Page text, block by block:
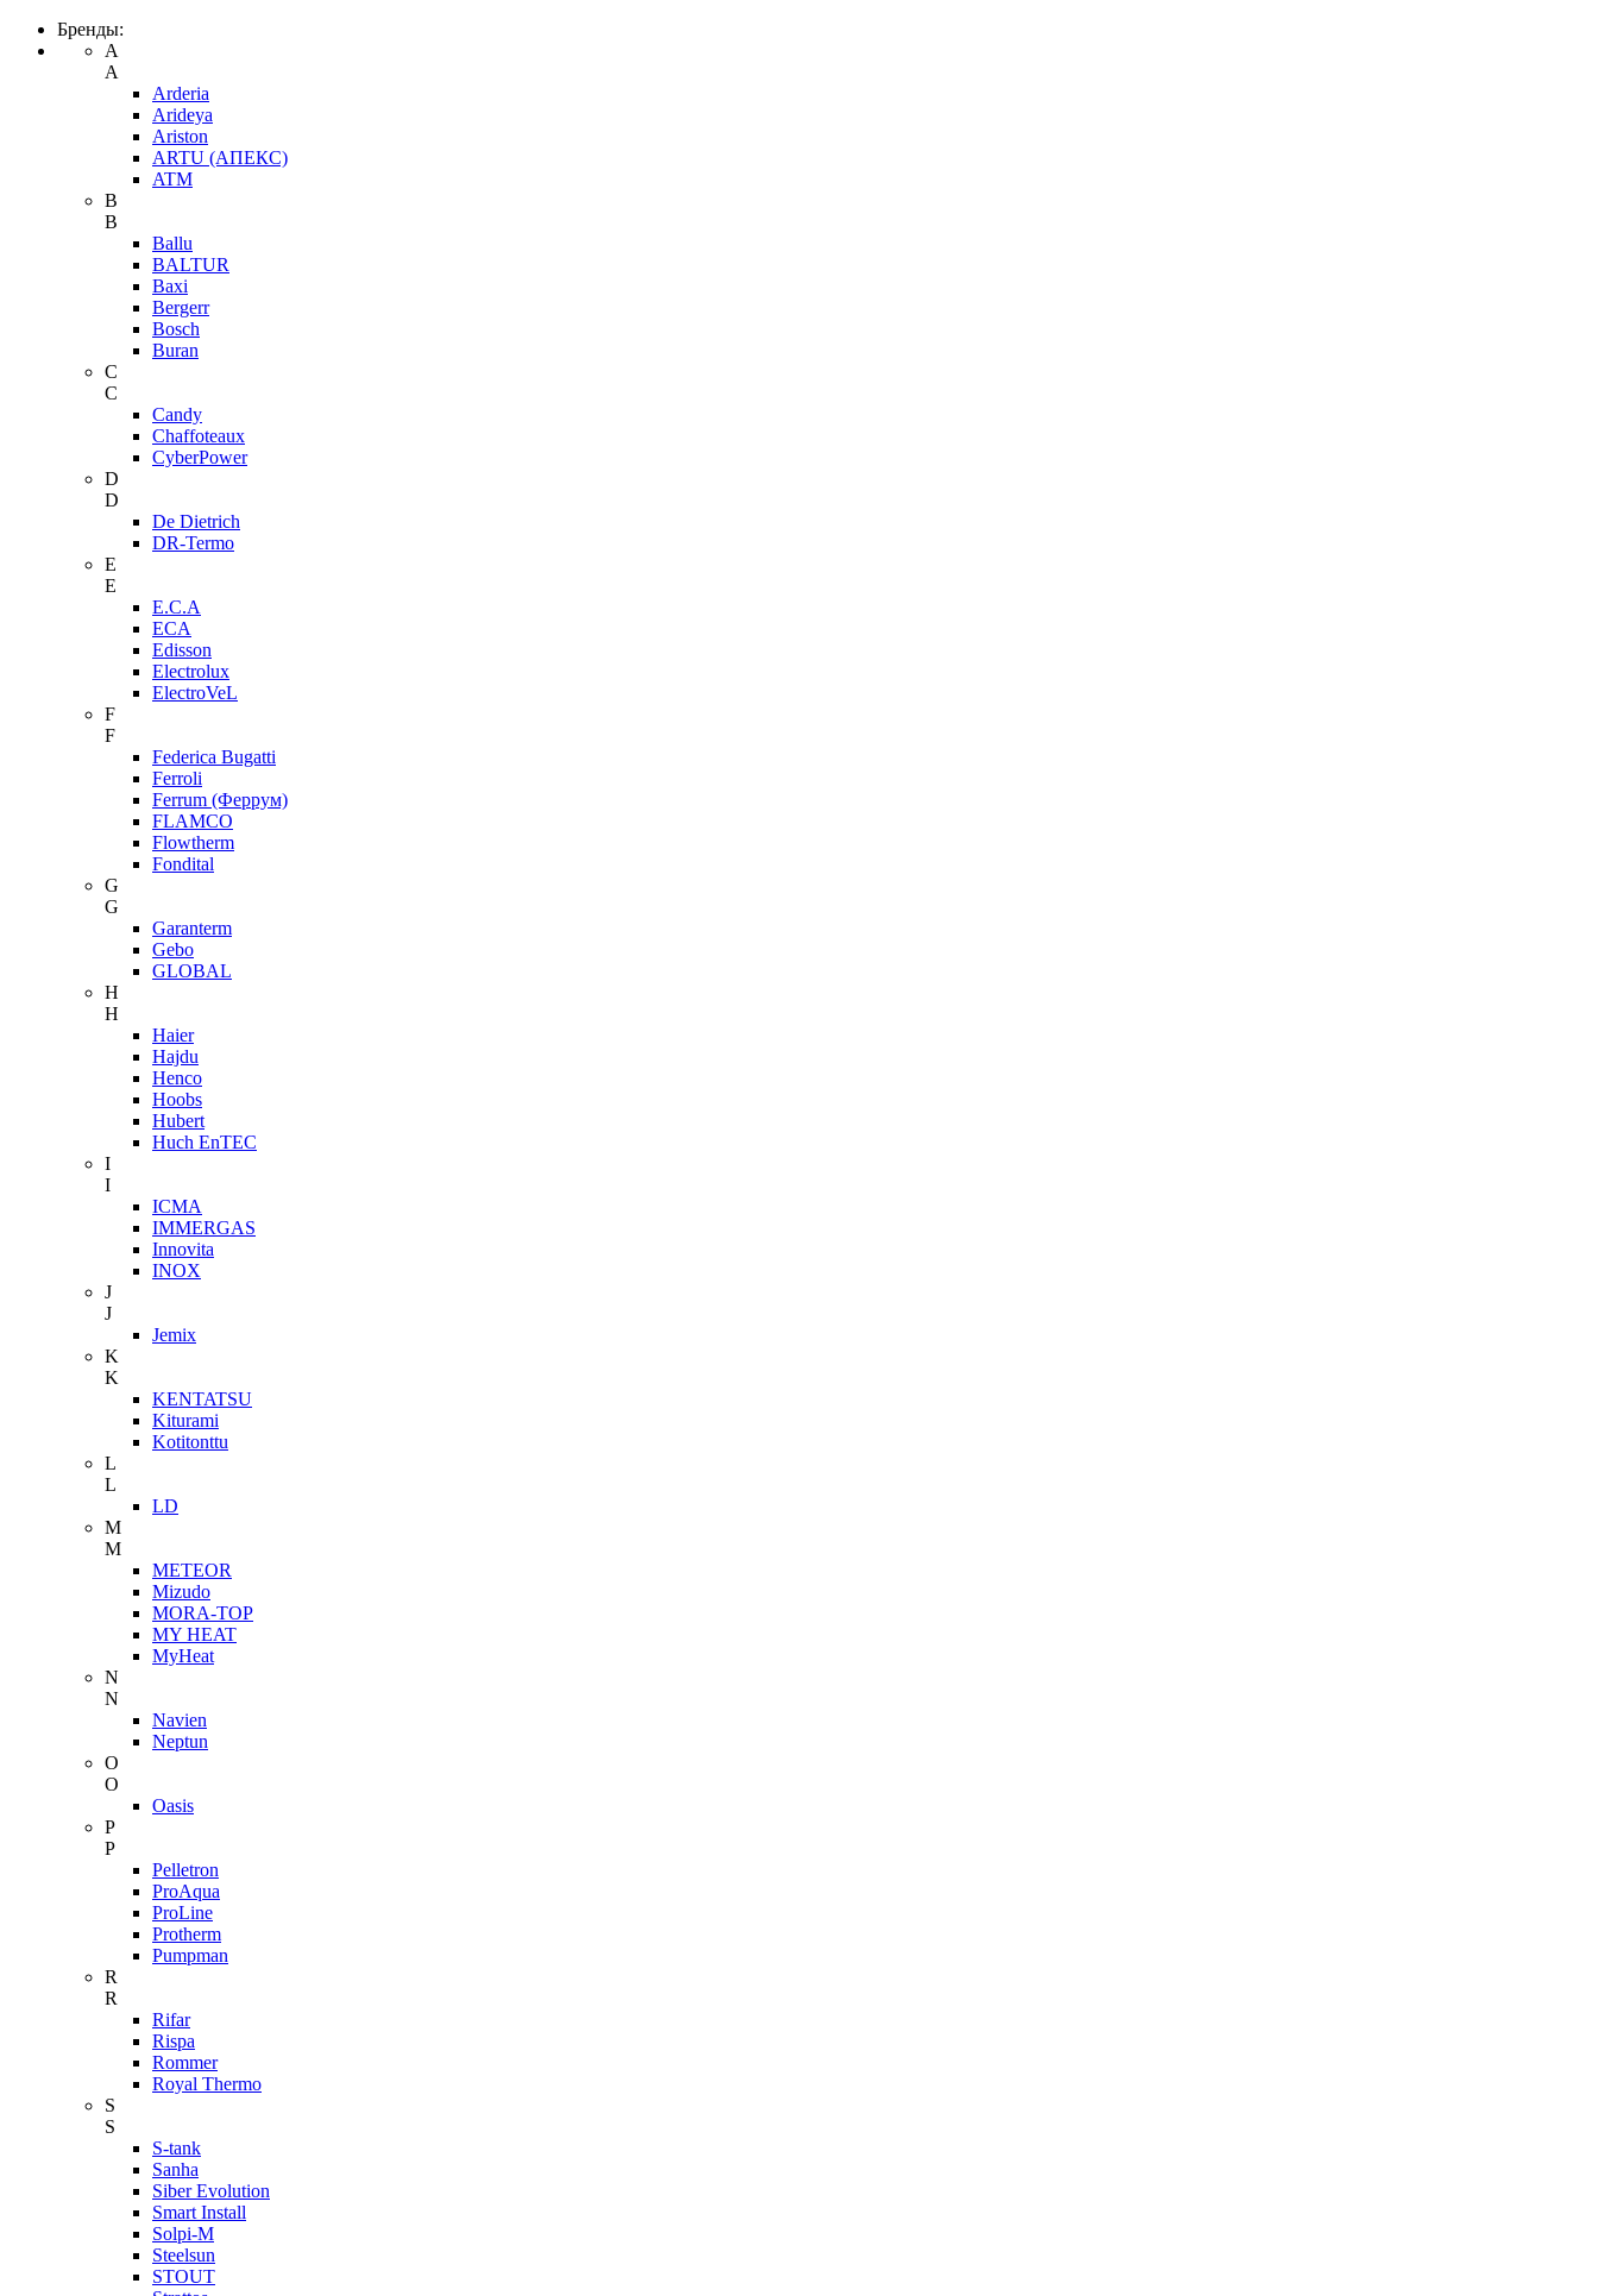
Бренды:
A
A
Arderia
Arideya
Ariston
ARTU (АПЕКС)
ATM
B
B
Ballu
BALTUR
Baxi
Bergerr
Bosch
Buran
C
C
Candy
Chaffoteaux
CyberPower
D
D
De Dietrich
DR-Termo
E
E
E.C.A
ECA
Edisson
Electrolux
ElectroVeL
F
F
Federica Bugatti
Ferroli
Ferrum (Феррум)
FLAMCO
Flowtherm
Fondital
G
G
Garanterm
Gebo
GLOBAL
H
H
Haier
Hajdu
Henco
Hoobs
Hubert
Huch EnTEC
I
I
ICMA
IMMERGAS
Innovita
INOX
J
J
Jemix
K
K
KENTATSU
Kiturami
Kotitonttu
L
L
LD
M
M
METEOR
Mizudo
MORA-TOP
MY HEAT
MyHeat
N
N
Navien
Neptun
O
O
Oasis
P
P
Pelletron
ProAqua
ProLine
Protherm
Pumpman
R
R
Rifar
Rispa
Rommer
Royal Thermo
S
S
S-tank
Sanha
Siber Evolution
Smart Install
Solpi-M
Steelsun
STOUT